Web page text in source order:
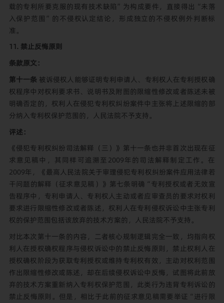
载的专利所要克服的现有技术缺陷”为构成要件，直接得出“未落
入保护范围”的不侵权认定结论，形成独立的不侵权例外判断标
准。
11. 禁止反悔原则
条款原文：
第十一条被诉侵权人能够证明专利申请人、专利权人在专利授权确
权程序中对权利要求书、说明书及附图的限缩性修改或者陈述未被
明确否定的，权利人在侵犯专利权纠纷案件中主张将上述限缩的部
分纳入专利权保护范围的，人民法院不予支持。
评述：
《侵犯专利权纠纷司法解释（三）》第十一条也并非首次出现在征
求意见稿中，其同样可追溯至2009年的司法解释制定工作。在
2009年，《最高人民法院关于审理侵犯专利权纠纷案件应用法律若
干问题的解释（征求意见稿）》第七条明确“专利授权或者无效宣
告程序中，专利申请人、专利权人主动或者应审查员的要求对权利
要求进行限缩性修改或者陈述，权利人在专利侵权诉讼中主张专利
权的保护范围包括该放弃的技术方案的，人民法院不予支持。
对比本次第十一条的内容，二者核心规制逻辑完全一致，均指向权
利人在授权确权程序与侵权诉讼中的禁止反悔原则，禁止权利人在
授权确权阶段为获取专利授权或维持专利权有效，主动对权利范围
作出限缩性修改或陈述，却在后续侵权诉讼中反悔，试图将此前放
弃的技术方案重新纳入专利权保护范围，此类行为违背专利诉讼的
禁止反悔原则。但是，相比于此前的征求意见稿需要举证“进行限